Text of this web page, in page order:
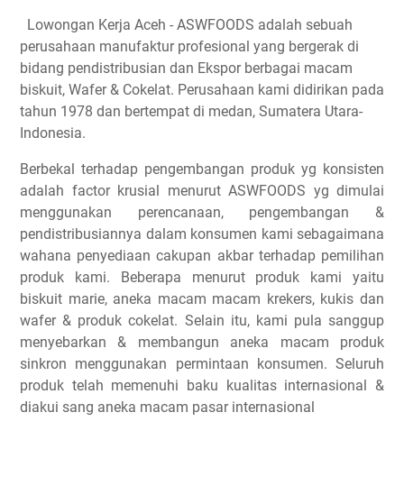
Lowongan Kerja Aceh - ASWFOODS adalah sebuah
perusahaan manufaktur profesional yang bergerak di
bidang pendistribusian dan Ekspor berbagai macam
biskuit, Wafer & Cokelat. Perusahaan kami didirikan pada
tahun 1978 dan bertempat di medan, Sumatera Utara-
Indonesia.
Berbekal terhadap pengembangan produk yg konsisten
adalah factor krusial menurut ASWFOODS yg dimulai
menggunakan perencanaan, pengembangan &
pendistribusiannya dalam konsumen kami sebagaimana
wahana penyediaan cakupan akbar terhadap pemilihan
produk kami. Beberapa menurut produk kami yaitu
biskuit marie, aneka macam macam krekers, kukis dan
wafer & produk cokelat. Selain itu, kami pula sanggup
menyebarkan & membangun aneka macam produk
sinkron menggunakan permintaan konsumen. Seluruh
produk telah memenuhi baku kualitas internasional &
diakui sang aneka macam pasar internasional